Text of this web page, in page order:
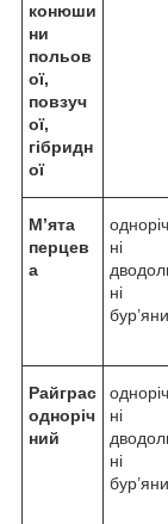
конюши
ни
польов
ої,
повзуч
ої,
гібридн
ої
М’ята
перцев
а
одноріч
ні
ні
бур’яни
Райграс
одноріч
ний
одноріч
ні
ні
бур’яни